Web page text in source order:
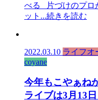
べる 片づけのプロ
ット ...続きを読む
2022.03.10 ライフオ
coyane
今年もこやぁね
ライブは3月13日